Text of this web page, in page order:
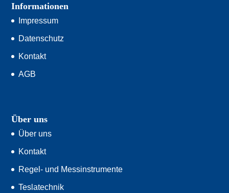
Informationen
Impressum
Datenschutz
Kontakt
AGB
Über uns
Über uns
Kontakt
Regel- und Messinstrumente
Teslatechnik